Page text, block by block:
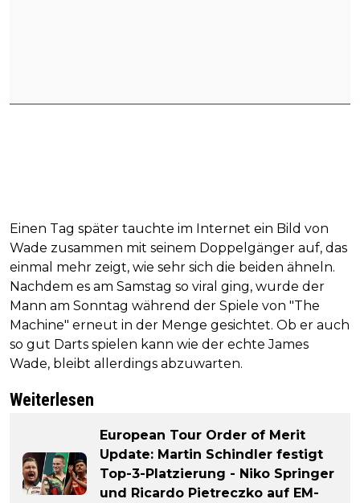
Einen Tag später tauchte im Internet ein Bild von
Wade zusammen mit seinem Doppelgänger auf, das
einmal mehr zeigt, wie sehr sich die beiden ähneln.
Nachdem es am Samstag so viral ging, wurde der
Mann am Sonntag während der Spiele von "The
Machine" erneut in der Menge gesichtet. Ob er auch
so gut Darts spielen kann wie der echte James
Wade, bleibt allerdings abzuwarten.
Weiterlesen
European Tour Order of Merit
Update: Martin Schindler festigt
Top-3-Platzierung - Niko Springer
und Ricardo Pietreczko auf EM-